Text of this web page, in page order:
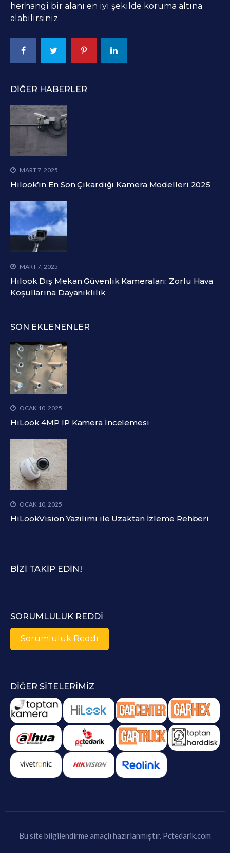
herhangi bir alanı en iyi şekilde koruma altına
alabilirsiniz.
DIĞER HABERLER
MART 7, 2025
Hilook’in En Son Çıkardığı Kamera Modelleri 2025
MART 7, 2025
Hilook Dış Mekan Güvenlik Kameraları: Zorlu Hava
Koşullarına Dayanıklılık
SON EKLENENLER
OCAK 10, 2025
HiLook 4MP IP Kamera İncelemesi
OCAK 10, 2025
HiLookVision Yazılımı ile Uzaktan İzleme Rehberi
BIZI TAKIP EDIN.!
SORUMLULUK REDDI
Sorumluluk Reddi
DIĞER SITELERIMIZ
Bu site bilgilendirme amaçlı hazırlanmıştır. Pctedarik.com